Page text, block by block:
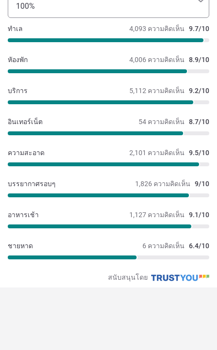
100%
4,093 ความคิดเห็น 9.7/10
ทำเล
4,006 ความคิดเห็น 8.9/10
หัองพัก
5,112 ความคิดเห็น 9.2/10
บริการ
54 ความคิดเห็น 8.7/10
อินเทอร์เน็ต
2,101 ความคิดเห็น 9.5/10
ความสะอาด
1,826 ความคิดเห็น 9/10
บรรยากาศรอบๆ
1,127 ความคิดเห็น 9.1/10
อาหารเช้า
6 ความคิดเห็น 6.4/10
ชายหาด
สนับสนุนโดย